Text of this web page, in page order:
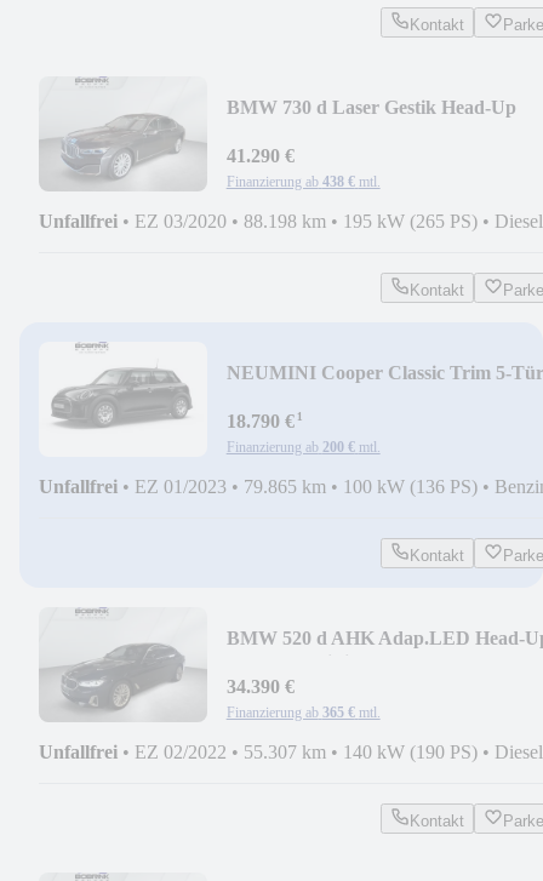
Kontakt
BMW 730 d Laser Gestik Head-Up
41.290 €
Finanzierung ab 438 € mtl.
Unfallfrei • EZ 03/2020 • 88.198 km • 195 kW (265 PS) • Diesel
Kontakt
NEUMINI Cooper Classic Trim 5-
18.790 €¹
Finanzierung ab 200 € mtl.
Unfallfrei • EZ 01/2023 • 79.865 km • 100 kW (136 PS) •
Kontakt
BMW 520 d AHK Adap.LED Head-
34.390 €
Finanzierung ab 365 € mtl.
Unfallfrei • EZ 02/2022 • 55.307 km • 140 kW (190 PS) • Diesel
Kontakt